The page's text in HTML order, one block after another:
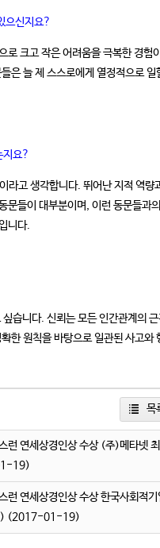
으신지요?
로 크고 작은 어려움을 극복한 경험
은 늘 제 스스로에게 열정적으로 일
지요?
고 생각합니다. 뛰어난 지적 역량
문들이 대부분이며, 이런 동문들과
니다.
습니다. 신뢰는 모든 인간관계의
한 원칙을 바탕으로 일관된 사고와
목
런 연세상경인상 수상 (주)메타넷
19)
런 연세상경인상 수상 한국사회적기
(2017-01-19)